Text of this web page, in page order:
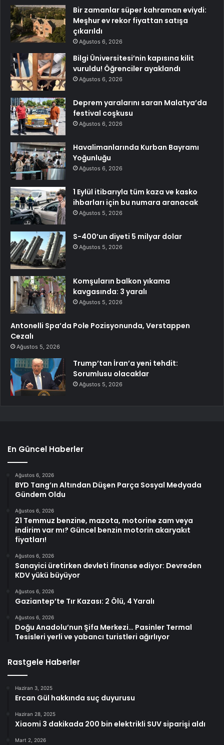
Bir zamanlar süper kahraman eviydi:
Meşhur ev rekor fiyattan satışa
çıkarıldı
Ağustos 6, 2026
Bilgi Üniversitesi’nin kapısına kilit
vuruldu! Öğrenciler ayaklandı
Ağustos 6, 2026
Deprem yaralarını saran Malatya’da
festival coşkusu
Ağustos 6, 2026
Havalimanlarında Kurban Bayramı
Yoğunluğu
Ağustos 6, 2026
1 Eylül itibarıyla tüm kaza ve kasko
ihbarları için bu numara aranacak
Ağustos 5, 2026
S-400’un diyeti 5 milyar dolar
Ağustos 5, 2026
Komşuların balkon yıkama
kavgasında: 3 yaralı
Ağustos 5, 2026
Antonelli Spa’da Pole Pozisyonunda, Verstappen
Cezalı
Ağustos 5, 2026
Trump’tan İran’a yeni tehdit:
Sorumlusu olacaklar
Ağustos 5, 2026
En Güncel Haberler
Ağustos 6, 2026
BYD Tang’ın Altından Düşen Parça Sosyal Medyada
Gündem Oldu
Ağustos 6, 2026
21 Temmuz benzine, mazota, motorine zam veya
indirim var mı? Güncel benzin motorin akaryakıt
fiyatları!
Ağustos 6, 2026
Sanayici üretirken devleti finanse ediyor: Devreden
KDV yükü büyüyor
Ağustos 6, 2026
Gaziantep’te Tır Kazası: 2 Ölü, 4 Yaralı
Ağustos 6, 2026
Doğu Anadolu’nun Şifa Merkezi… Pasinler Termal
Tesisleri yerli ve yabancı turistleri ağırlıyor
Rastgele Haberler
Haziran 3, 2025
Ercan Gül hakkında suç duyurusu
Haziran 28, 2025
Xiaomi 3 dakikada 200 bin elektrikli SUV siparişi aldı
Mart 2, 2026